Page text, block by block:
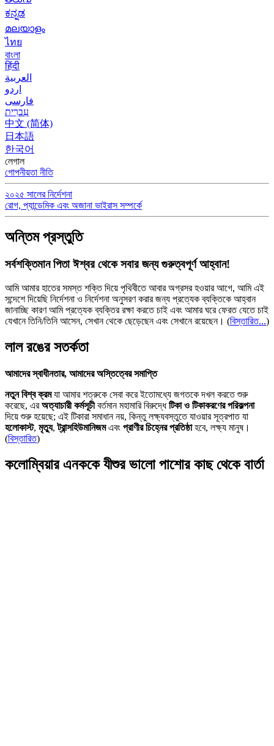
ಕನ್ನಡ
മലയാളം
ไทย
বাংলা
हिंदी
العربية
اردو
فارسی
עִברִית
中文 (简体)
日本語
한국어
লেগাল
গোপনীয়তা নীতি
২০২৫ সালের নির্দেশনা
রোগ, প্যান্ডেমিক এবং অজানা ভাইরাস সম্পর্কে
অন্তিম প্রস্তুতি
সর্বশক্তিমান পিতা ঈশ্বর থেকে সবার জন্য গুরুত্বপূর্ণ আহ্বান!
আমি আমার হাতের সমস্ত শক্তি দিয়ে পৃথিবীতে আবার অগ্রসর হওয়ার আগে, আমি এই
সন্দেশে দিয়েছি নির্দেশনা ও নির্দেশনা অনুসরণ করার জন্য প্রত্যেক ব্যক্তিকে আহ্বান
জানাচ্ছি কারণ আমি প্রত্যেক ব্যক্তির রক্ষা করতে চাই এবং আমার ঘরে ফেরত যেতে চাই
যেখানে তিনি/তিনি আসেন, সেখান থেকে ছেড়েছেন এবং সেখানে রয়েছেন। (বিস্তারিত...)
লাল রঙের সতর্কতা
আমাদের স্বাধীনতার, আমাদের অস্তিত্বের সমাপ্তি
নতুন বিশ্ব ক্রমযা আমার শত্রুকে সেবা করে ইতোমধ্যে জগতকে দখল করতে শুরু
করেছে, এরঅত্যাচারী কর্মসূচীবর্তমান মহামারি বিরুদ্ধেটিকা ও টিকাকরণের পরিকল্পনা
দিয়ে শুরু হয়েছে; এই টিকারা সমাধান নয়, কিন্তু লক্ষ্যবস্তুতে যাওয়ার সূত্রপাত যা
হলোকাস্ট, মৃত্যু,ট্রান্সহিউমানিজমএবং প্রাণীর চিহ্নের প্রতিষ্ঠাহবে, লক্ষ্য মানুষ।
(বিস্তারিত)
কলোম্বিয়ার এনককে যীশুর ভালো পাশোর কাছ থেকে বার্তা